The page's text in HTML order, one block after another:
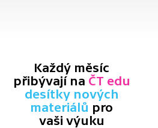
Každý měsíc
přibývají na ČT edu
desítky nových
materiálů pro
vaši výuku